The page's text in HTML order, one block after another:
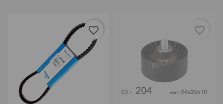
favorite_border favorite_border